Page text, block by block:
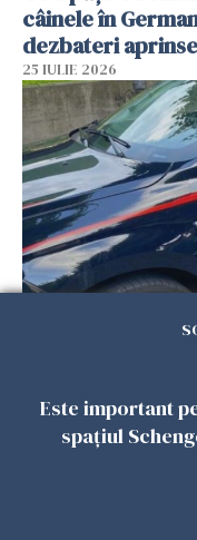
câinele în
dezbateri aprinse
25 IULIE 2026
au dat alarma
25 IULIE 2026
Este important
spațiul